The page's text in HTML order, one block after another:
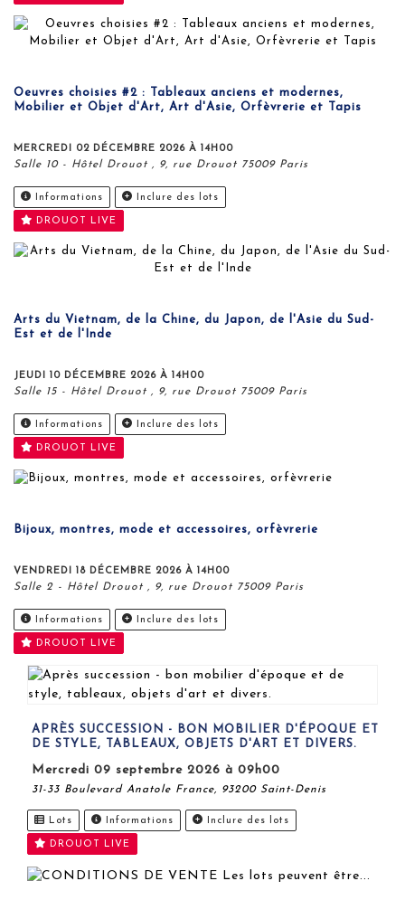
Oeuvres choisies #2 : Tableaux anciens et modernes,
Mobilier et Objet d'Art, Art d'Asie, Orfèvrerie et Tapis
MERCREDI 02 DÉCEMBRE 2026 À 14H00
Salle 10 - Hôtel Drouot , 9, rue Drouot 75009 Paris
Informations Inclure des lots
DROUOT LIVE
Arts du Vietnam, de la Chine, du Japon, de l'Asie du Sud-
Est et de l'Inde
JEUDI 10 DÉCEMBRE 2026 À 14H00
Salle 15 - Hôtel Drouot , 9, rue Drouot 75009 Paris
Informations Inclure des lots
DROUOT LIVE
Bijoux, montres, mode et accessoires, orfèvrerie
VENDREDI 18 DÉCEMBRE 2026 À 14H00
Salle 2 - Hôtel Drouot , 9, rue Drouot 75009 Paris
Informations Inclure des lots
DROUOT LIVE
APRÈS SUCCESSION - BON MOBILIER D'ÉPOQUE ET
DE STYLE, TABLEAUX, OBJETS D'ART ET DIVERS.
mercredi 09 septembre 2026 à 09h00
31-33 Boulevard Anatole France, 93200 Saint-Denis
Lots Informations Inclure des lots
DROUOT LIVE